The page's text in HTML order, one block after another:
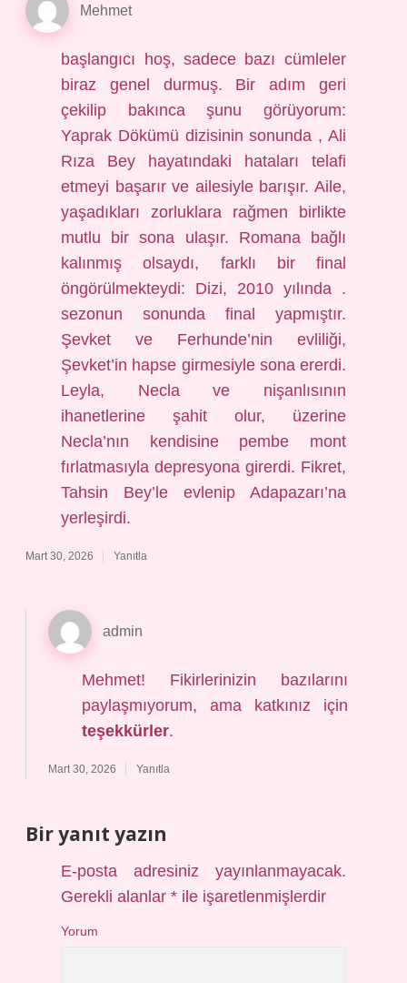
Mehmet
başlangıcı hoş, sadece bazı cümleler
biraz genel durmuş. Bir adım geri
çekilip bakınca şunu görüyorum:
Yaprak Dökümü dizisinin sonunda , Ali
Rıza Bey hayatındaki hataları telafi
etmeyi başarır ve ailesiyle barışır. Aile,
yaşadıkları zorluklara rağmen birlikte
mutlu bir sona ulaşır. Romana bağlı
kalınmış olsaydı, farklı bir final
öngörülmekteydi: Dizi, 2010 yılında .
sezonun sonunda final yapmıştır.
Şevket ve Ferhunde’nin evliliği,
Şevket’in hapse girmesiyle sona ererdi.
Leyla, Necla ve nişanlısının
ihanetlerine şahit olur, üzerine
Necla’nın kendisine pembe mont
fırlatmasıyla depresyona girerdi. Fikret,
Tahsin Bey’le evlenip Adapazarı’na
yerleşirdi.
Mart 30, 2026 Yanıtla
admin
Mehmet! Fikirlerinizin bazılarını
paylaşmıyorum, ama katkınız için
teşekkürler.
Mart 30, 2026 Yanıtla
Bir yanıt yazın
E-posta adresiniz yayınlanmayacak.
Gerekli alanlar* ile işaretlenmişlerdir
Yorum